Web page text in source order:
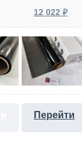
12 022 ₽
Перейти